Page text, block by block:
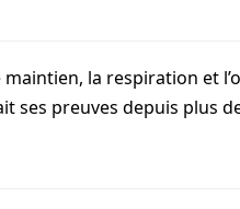
la respiration et
preuves depuis plus